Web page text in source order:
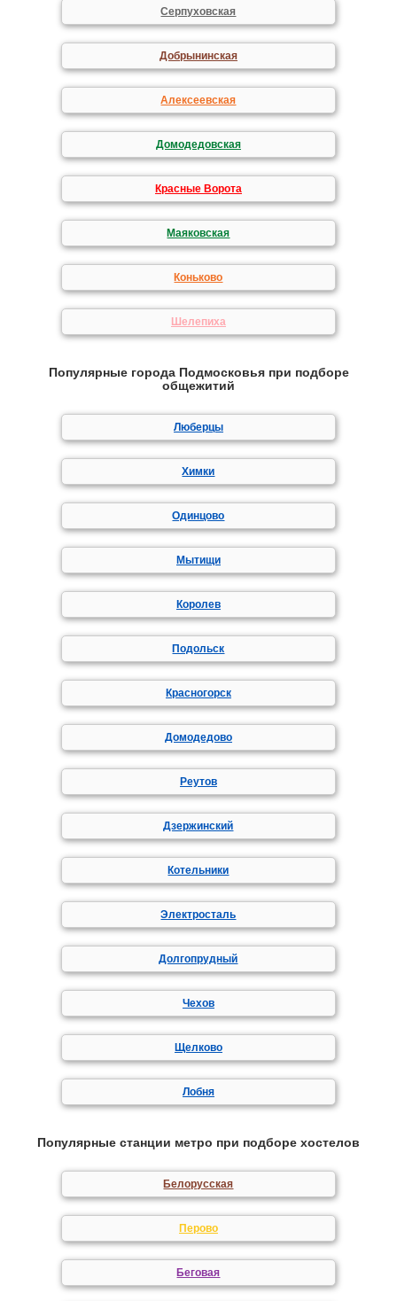
Серпуховская
Добрынинская
Алексеевская
Домодедовская
Красные Ворота
Маяковская
Коньково
Шелепиха
Популярные города Подмосковья при подборе
общежитий
Люберцы
Химки
Одинцово
Мытищи
Королев
Подольск
Красногорск
Домодедово
Реутов
Дзержинский
Котельники
Электросталь
Долгопрудный
Чехов
Щелково
Лобня
Популярные станции метро при подборе хостелов
Белорусская
Перово
Беговая